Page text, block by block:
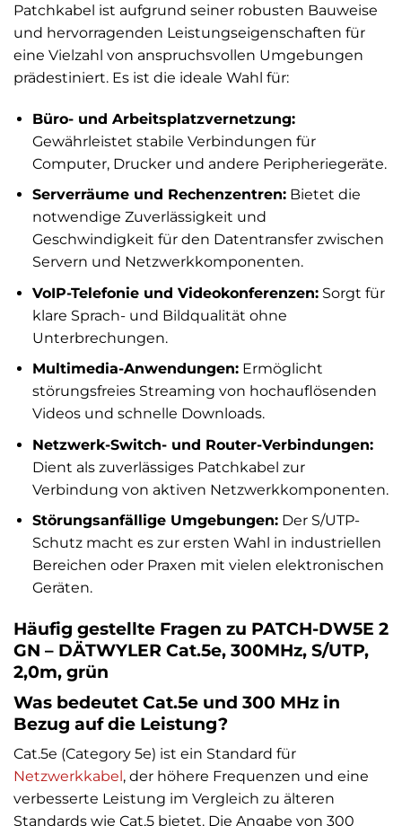
Patchkabel ist aufgrund seiner robusten Bauweise
und hervorragenden Leistungseigenschaften für
eine Vielzahl von anspruchsvollen Umgebungen
prädestiniert. Es ist die ideale Wahl für:
Büro- und Arbeitsplatzvernetzung:
Gewährleistet stabile Verbindungen für
Computer, Drucker und andere Peripheriegeräte.
Serverräume und Rechenzentren:Bietet die
notwendige Zuverlässigkeit und
Geschwindigkeit für den Datentransfer zwischen
Servern und Netzwerkkomponenten.
VoIP-Telefonie und Videokonferenzen:Sorgt für
klare Sprach- und Bildqualität ohne
Unterbrechungen.
Multimedia-Anwendungen:Ermöglicht
störungsfreies Streaming von hochauflösenden
Videos und schnelle Downloads.
Netzwerk-Switch- und Router-Verbindungen:
Dient als zuverlässiges Patchkabel zur
Verbindung von aktiven Netzwerkkomponenten.
Störungsanfällige Umgebungen:Der S/UTP-
Schutz macht es zur ersten Wahl in industriellen
Bereichen oder Praxen mit vielen elektronischen
Geräten.
Häufig gestellte Fragen zu PATCH-DW5E 2
GN – DÄTWYLER Cat.5e, 300MHz, S/UTP,
2,0m, grün
Was bedeutet Cat.5e und 300 MHz in
Bezug auf die Leistung?
Cat.5e (Category 5e) ist ein Standard für
Netzwerkkabel , der höhere Frequenzen und eine
verbesserte Leistung im Vergleich zu älteren
Standards wie Cat.5 bietet. Die Angabe von 300